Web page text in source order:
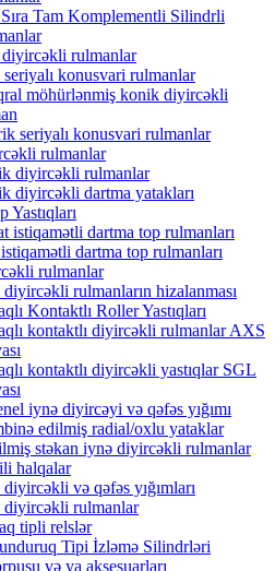
Tam Komplementli Silindrli
rulmanlar
konusvari rulmanlar
möhürlənmiş konik diyircəkli
seriyalı konusvari rulmanlar
rulmanlar
diyircəkli rulmanlar
diyircəkli dartma yatakları
Yastıqları
istiqamətli dartma top rulmanları
dartma top rulmanları
rulmanlar
rulmanların hizalanması
Kontaktlı Roller Yastıqları
kontaktlı diyircəkli rulmanlar AXS
kontaktlı diyircəkli yastıqlar SGL
iynə diyircəyi və qəfəs yığımı
edilmiş radial/oxlu yataklar
stəkan iynə diyircəkli rulmanlar
halqalar
və qəfəs yığımları
diyircəkli rulmanlar
tipli relslər
Tipi İzləmə Silindrləri
və ya aksesuarları